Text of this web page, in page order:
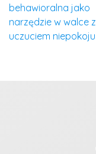
behawioralna jako
narzędzie w walce z
uczuciem niepokoju